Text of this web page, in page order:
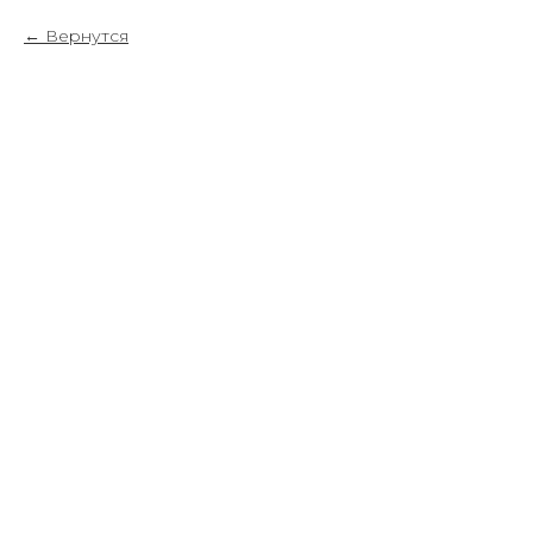
Вернутся